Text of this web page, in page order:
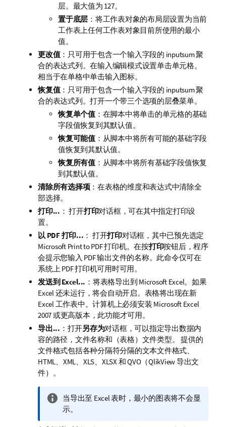
层。最大值为 127。
置于底层 ：将工作表对象的布局层设置为当前
工作表上任何工作表对象目前所使用的最小
值。
更改值：只可用于包含一个输入字段的 inputsum 聚
合的表达式列。在输入编辑模式设置单击单元格。
相当于在单格中单击输入图标。
恢复值：只可用于包含一个输入字段的 inputsum 聚
合的表达式列。打开一个带三个选项的层叠菜单。
恢复单个值：在脚本中将单击的单元格的基础
字段值恢复到其默认值。
恢复可能值：从脚本中将所有可能的基础字段
值恢复到其默认值。
恢复所有值：从脚本中将所有基础字段值恢复
到其默认值。
清除所有选择项：在表格的维度和表达式中清除全
部选择。
打印... ： 打开打印对话框，可在其中指定打印设
置。
以 PDF 打印... ： 打开打印对话框，其中已预先选定
Microsoft Print to PDF打印机。在按打印按钮后，程序
会提示您输入 PDF 输出文件的名称。此命令仅可在
系统上 PDF 打印机可用时可用。
发送到 Excel... ：将表格导出到 Microsoft Excel。如果
Excel 还未运行，将会自动开启。表格将出现在新
Excel 工作表中。计算机上必须安装 Microsoft Excel
2007 或更高版本，此功能才可用。
导出... ：打开另存为对话框，可以指定导出数据内
容的路径，文件名称和（表格）文件类型。 提供的
文件格式包括各种分隔符分隔的文本文件格式、
HTML、XML、XLS、XLSX 和 QVO（QlikView 导出文
件）。
信
息
当导出至 Excel 表时，最小的图表将不会显
示。